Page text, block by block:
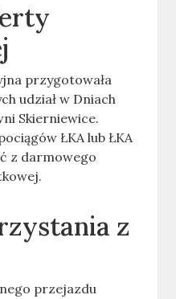
przygotowała
udział w Dniach
Skierniewice.
ŁKA lub ŁKA
z darmowego
z
przejazdu